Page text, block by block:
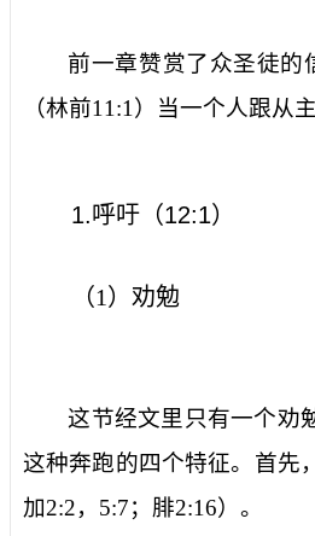
前一章赞赏了众圣徒的
（林前11:1 ）当一个人跟从
1.呼吁（12:1）
（1 ）劝勉
这节经文里只有一个劝
这种奔跑的四个特征。首先
加2:2， 5:7；腓2:16）。